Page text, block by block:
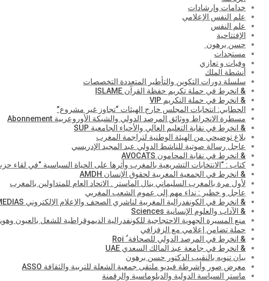
خدامات وإرشادات
علم النفس الإعلامي
علم النفس
الإفتتاحية
حسن برهون
مستجدات
وفيات و تعازي
أنشطة الملك
سلسلة دورات التكوين والتأطير المتعددة التخصصات
& انخرط في حملة تكريم حفظة القرآن ISLAME
& انخرط في حملة التكريم VIP
الحطابي: انتخابات المجلس خارج الهيئات “تجاوز غير مشروع”
مسطرة الانخراط ووثائق المرصد الدولي والشبكة الأوروعربية Abonnement
& انخرط في نقابة التعليم العالي والأحياء الجامعية SUP
بلاغ توضيحي من الهيئة الوطنية لتراجمة المغرب
عاجل رسالة صوتية للناشط الدولي عبد المجيد الإدريسي
& انخرط في نقابة المحامون AVOCATS
كتاب : “الانتخابات التشريعية بالمغرب وأثرها على الحياة السياسية “في لقاء
& انخرط في الجمعية المغربية لحقوق الإنسان AMDH
لأول مرة بالمغرب السليماني ينال الماستر . الاتحاد العام للمتداولين بالمغرب
عاجل و خطير : نداء مهم إلى عموم الشعب المغربي
& انخرط في الكونفدرالية المغربية لناشري الصحف والإعلام الإلكتروني MEDIAS
& الآداب والعلوم الإنسانية Sciences
منع المسيرة الجهوية الاحتجاجية للكونفدرالية الديموقراطية للشغل بالعيون
حملة تضامن إعلامي مع الزفزافي
& انخرط في المرصد الدولي للصحافة ٌ Roi
& انخرط في جامعة عبد المالك السعدي UAE
بيان تنويه بالنقيب الدكتور حسن برهون
معرض صور وأشرطة فيديو ملتقى جمعية الشعلة للتربية والثقافة ASSO
ماستر السياسة الدولية والدبلوماسية والرقمنة